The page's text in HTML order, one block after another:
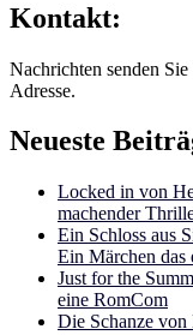
Kontakt:
Nachrichten senden
Adresse.
Neueste
Locked in von
machender
Ein Schloss aus
Ein Märchen das
Just for the
eine RomCom
Die Schanze